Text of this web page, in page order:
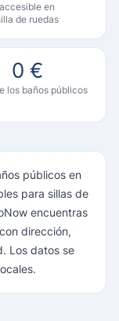
accesible en
de ruedas
0 €
los baños públicos
públicos en
para sillas de
encuentras
dirección,
Los datos se